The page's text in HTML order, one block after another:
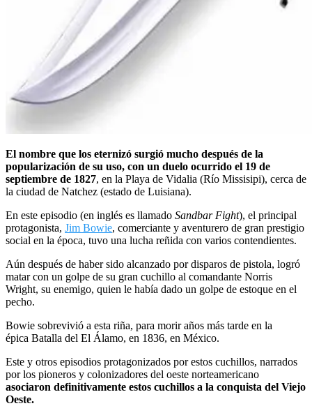
El nombre que los eternizó surgió mucho después de la
popularización de su uso, con un duelo ocurrido el 19 de
septiembre de 1827, en la Playa de Vidalia (Río Missisipi), cerca de
la ciudad de Natchez (estado de Luisiana).
En este episodio (en inglés es llamado Sandbar Fight), el principal
protagonista, Jim Bowie, comerciante y aventurero de gran prestigio
social en la época, tuvo una lucha reñida con varios contendientes.
Aún después de haber sido alcanzado por disparos de pistola, logró
matar con un golpe de su gran cuchillo al comandante Norris
Wright, su enemigo, quien le había dado un golpe de estoque en el
pecho.
Bowie sobrevivió a esta riña, para morir años más tarde en la
épica Batalla del El Álamo, en 1836, en México.
Este y otros episodios protagonizados por estos cuchillos, narrados
por los pioneros y colonizadores del oeste norteamericano
asociaron definitivamente estos cuchillos a la conquista del Viejo
Oeste.